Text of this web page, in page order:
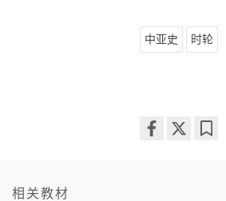
中亚史 时轮
相关教材